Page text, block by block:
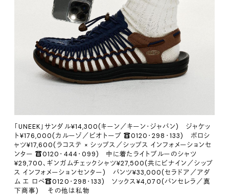
「UNEEK」サンダル¥14,300(キーン／キーン・ジャパン) ジャケッ
ト¥176,000(カルーゾ／ビオトープ ☎️0120・298・133) ポロシ
ャツ¥17,600(ラコステ × シップス／シップス インフォメーションセ
ンター ☎️0120・444・099) 中に着たライトブルーのシャツ
¥29,700、ギンガムチェックシャツ¥27,500(共にビナイン／シップ
ス インフォメーションセンター) パンツ¥33,000(セラドア／アダ
ム エ ロペ☎️0120・298・133) ソックス¥4,070(パンセレラ／真
下商事) その他は私物